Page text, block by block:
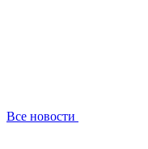
Все новости